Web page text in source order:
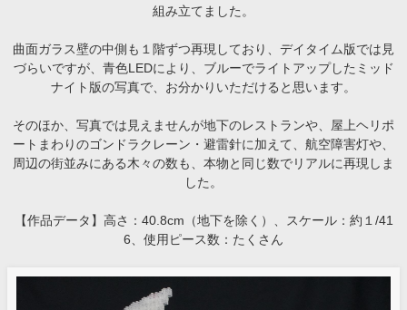
組み立てました。
曲面ガラス壁の中側も１階ずつ再現しており、デイタイム版では見
づらいですが、青色LEDにより、ブルーでライトアップしたミッド
ナイト版の写真で、お分かりいただけると思います。
そのほか、写真では見えませんが地下のレストランや、屋上ヘリポ
ートまわりのゴンドラクレーン・避雷針に加えて、航空障害灯や、
周辺の街並みにある木々の数も、本物と同じ数でリアルに再現しま
した。
【作品データ】高さ：40.8cm（地下を除く）、スケール：約１/41
6、使用ピース数：たくさん